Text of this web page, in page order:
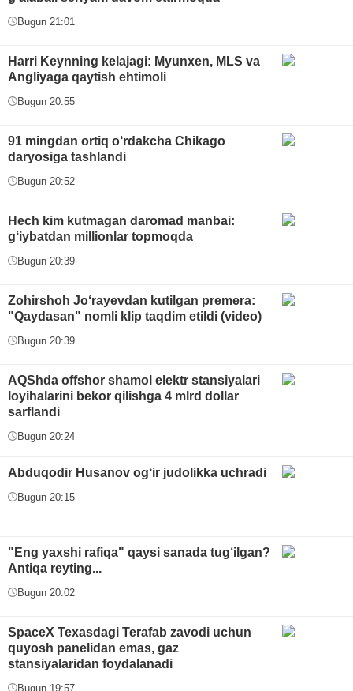
Bugun 21:01
Harri Keynning kelajagi: Myunxen, MLS va
Angliyaga qaytish ehtimoli
Bugun 20:55
91 mingdan ortiq o‘rdakcha Chikago
daryosiga tashlandi
Bugun 20:52
Hech kim kutmagan daromad manbai:
g‘iybatdan millionlar topmoqda
Bugun 20:39
Zohirshoh Jo‘rayevdan kutilgan premera:
"Qaydasan" nomli klip taqdim etildi (video)
Bugun 20:39
AQShda offshor shamol elektr stansiyalari
loyihalarini bekor qilishga 4 mlrd dollar
sarflandi
Bugun 20:24
Abduqodir Husanov og‘ir judolikka uchradi
Bugun 20:15
"Eng yaxshi rafiqa" qaysi sanada tug‘ilgan?
Antiqa reyting...
Bugun 20:02
SpaceX Texasdagi Terafab zavodi uchun
quyosh panelidan emas, gaz
stansiyalaridan foydalanadi
Bugun 19:57